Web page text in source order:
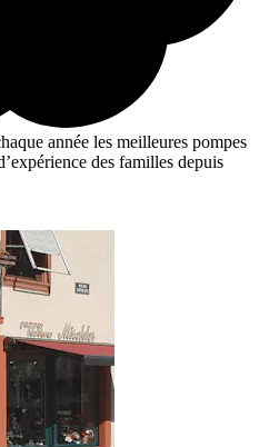
année les meilleures pompes
des familles depuis